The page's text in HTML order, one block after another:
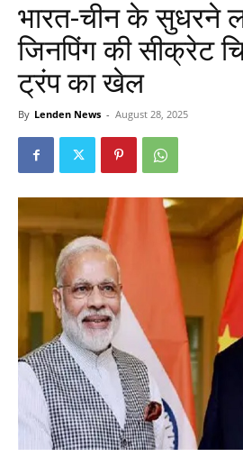
भारत-चीन के सुधरने
जिनपिंग की सीक्रेट
ट्रंप का खेल
By Lenden News - August 28, 2025